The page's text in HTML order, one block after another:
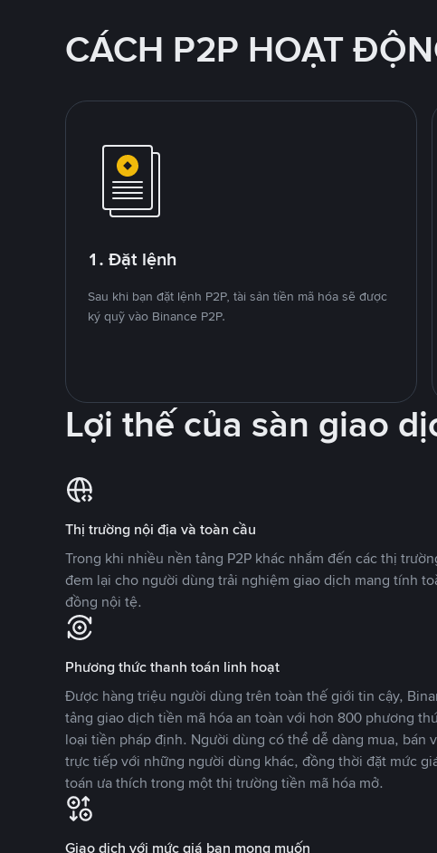
CÁCH P2P HOẠT
1. Đặt lệnh
Sau khi bạn đặt lệnh P2P, tài sản tiền mã hóa sẽ được
ký quỹ vào Binance P2P.
Lợi thế của sàn giao
Thị trường nội địa và toàn cầu
Trong khi nhiều nền tảng P2P khác nhắm đến các thị
đem lại cho người dùng trải nghiệm giao dịch mang tính
đồng nội tệ.
Phương thức thanh toán linh hoạt
Được hàng triệu người dùng trên toàn thế giới tin cậy,
tảng giao dịch tiền mã hóa an toàn với hơn 800 phương
loại tiền pháp định. Người dùng có thể dễ dàng mua, bán
trực tiếp với những người dùng khác, đồng thời đặt mức
toán ưa thích trong một thị trường tiền mã hóa mở.
Giao dịch với mức giá bạn mong muốn